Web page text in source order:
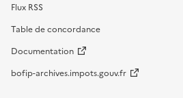
Flux RSS
Table de concordance
Documentation
bofip-archives.impots.gouv.fr